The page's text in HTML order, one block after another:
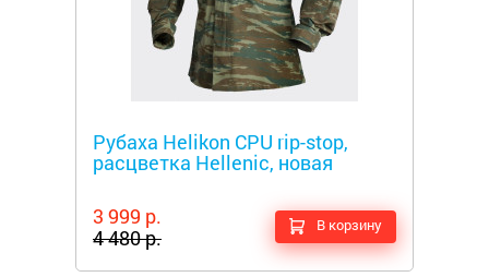
Рубаха Helikon CPU rip-stop,
расцветка Hellenic, новая
3 999 р.
4 480 р.
В корзину